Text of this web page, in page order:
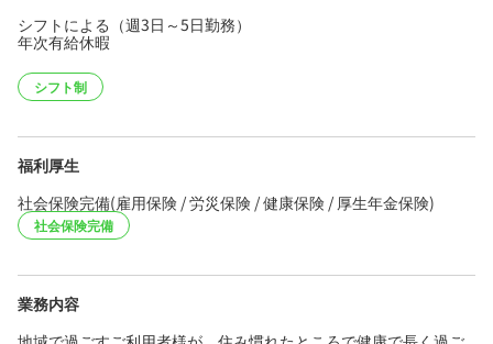
シフトによる（週3日～5日勤務）
年次有給休暇
シフト制
福利厚生
社会保険完備(雇用保険 / 労災保険 / 健康保険 / 厚生年金保険)
社会保険完備
業務内容